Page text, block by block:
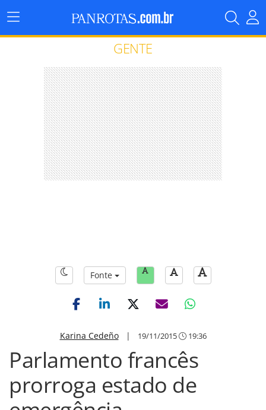
Menu
Principal
GENTE
Fonte
Karina Cedeño| 19/11/2015 19:36
Parlamento francês
prorroga estado de